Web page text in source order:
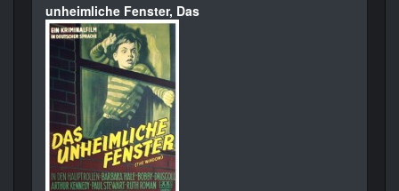
unheimliche Fenster, Das